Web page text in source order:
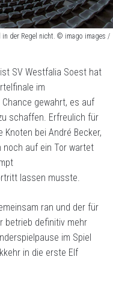
in der Regel nicht. © imago images /
SV Westfalia Soest hat
im
gewahrt, es auf
schaffen. Erfreulich für
bei André Becker,
noch auf ein Tor wartet
lassen musste.
ran und der für
betrieb definitiv mehr
im Spiel
in die erste Elf